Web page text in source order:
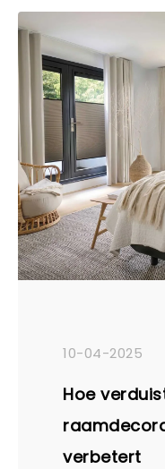
één geheel.
een kleed
op jouw
10-04-2025
Hoe
verbetert